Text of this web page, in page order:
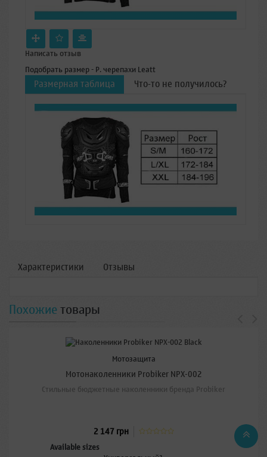
Написать отзыв
Подобрать размер - Р. черепахи Leatt
Размерная таблица Что-то не получилось?
Характеристики Отзывы
Похожиетовары
Мотозащита
Мотонаколенники Probiker NPX-002
Стильные бюджетные наколенники бренда Probiker
2 147 грн
Available sizes